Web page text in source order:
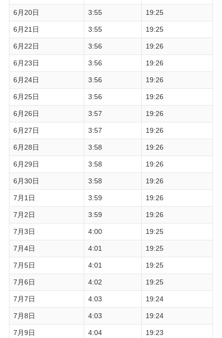
6月20日 3:55 19:25
6月21日 3:55 19:25
6月22日 3:56 19:26
6月23日 3:56 19:26
6月24日 3:56 19:26
6月25日 3:56 19:26
6月26日 3:57 19:26
6月27日 3:57 19:26
6月28日 3:58 19:26
6月29日 3:58 19:26
6月30日 3:58 19:26
7月1日 3:59 19:26
7月2日 3:59 19:26
7月3日 4:00 19:25
7月4日 4:01 19:25
7月5日 4:01 19:25
7月6日 4:02 19:25
7月7日 4:03 19:24
7月8日 4:03 19:24
7月9日 4:04 19:23